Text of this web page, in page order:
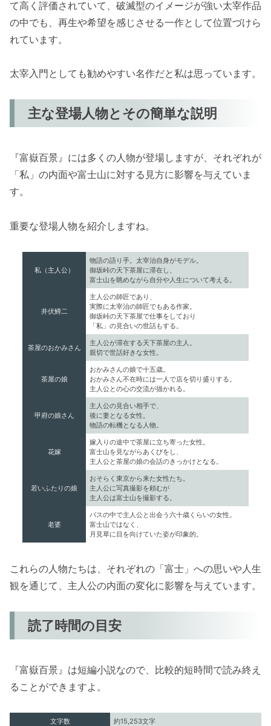
て高く評価されていて、破滅型のイメージが強い太宰作品
の中でも、再生や希望を感じさせる一作として位置づけら
れています。
太宰入門としても勧めやすい名作だと私は思っています。
主な登場人物とその簡単な説明
『富嶽百景』には多くの人物が登場しますが、それぞれが
「私」の内面や富士山に対する見方に影響を与えていま
す。
重要な登場人物を紹介しますね。
私（主人公）
物語の語り手。太宰治自身がモデル。
御坂峠の天下茶屋に滞在し、
富士山を眺めながら自分や人生について考える。
井伏鱒二
主人公の師匠であり、
実際に太宰治の師匠でもある作家。
御坂峠の天下茶屋で仕事をしており
「私」の見合いの世話もする。
茶屋のおかみさん
主人公が滞在する天下茶屋の主人。
親切で世話好きな女性。
茶屋の娘
おかみさんの娘で十五歳。
おかみさん不在時には一人で店を切り盛りする。
主人公との心の交流が描かれる。
甲府の娘さん
主人公の見合い相手で、
後に妻となる女性。
物語の転機となる人物。
花嫁
嫁入りの途中で茶屋に立ち寄った女性。
富士山を見ながらあくびをし、
主人公と茶屋の娘の会話のきっかけとなる。
若いふたりの娘
おそらく東京から来た女性たち。
主人公に写真撮影を頼むが
主人公は富士山を撮影する。
老婆
バスの中で主人公と出会う六十歳くらいの女性。
富士山ではなく、
月見草に目を向けていた姿が印象的。
これらの人物たちは、それぞれの「富士」への思いや人生
観を通じて、主人公の内面の変化に影響を与えています。
読了時間の目安
『富嶽百景』は短編小説なので、比較的短時間で読み終え
ることができますよ。
文字数
約15,253文字